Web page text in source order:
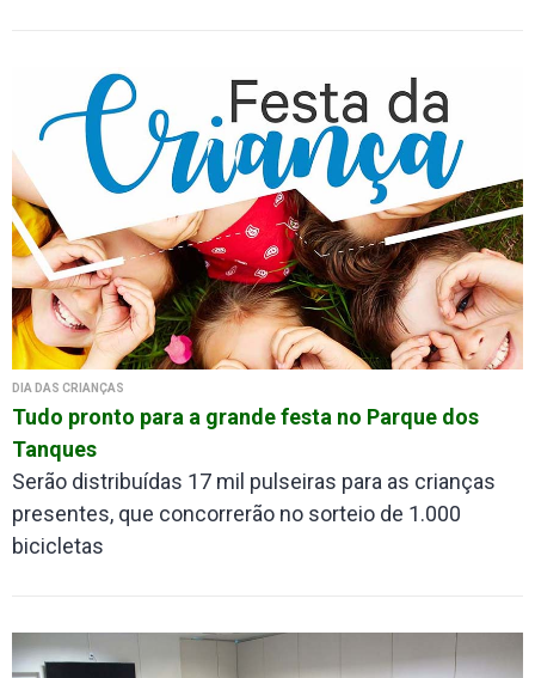
DIA DAS CRIANÇAS
Tudo pronto para a grande festa no Parque dos
Tanques
Serão distribuídas 17 mil pulseiras para as crianças
presentes, que concorrerão no sorteio de 1.000
bicicletas